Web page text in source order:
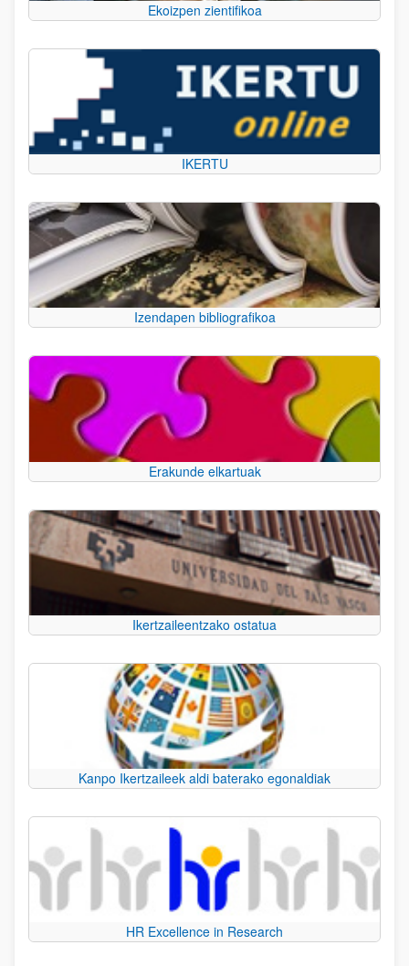
Ekoizpen zientifikoa
IKERTU
Izendapen bibliografikoa
Erakunde elkartuak
Ikertzaileentzako ostatua
Kanpo Ikertzaileek aldi baterako egonaldiak
HR Excellence in Research